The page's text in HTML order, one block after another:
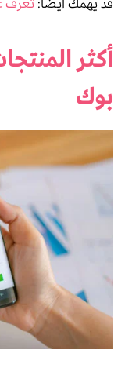
أكثر
بوك